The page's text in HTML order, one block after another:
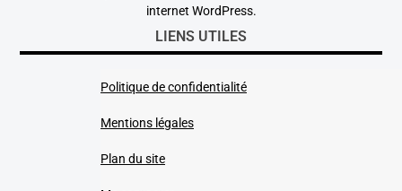
internet WordPress.
LIENS UTILES
Politique de confidentialité
Mentions légales
Plan du site